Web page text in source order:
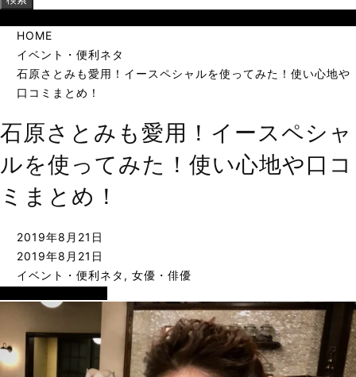
HOME
イベント・便利ネタ
石原さとみも愛用！イースペシャルを使ってみた！使い心地や
口コミまとめ！
石原さとみも愛用！イースペシャ
ルを使ってみた！使い心地や口コ
ミまとめ！
2019年8月21日
2019年8月21日
イベント・便利ネタ , 女優・俳優